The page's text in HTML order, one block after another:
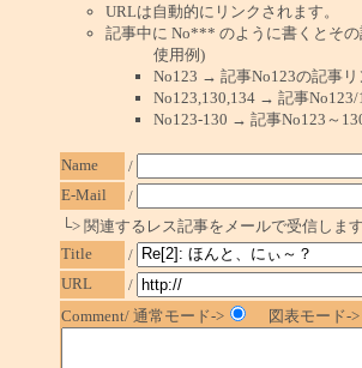
URLは自動的にリンクされます。
記事中に No*** のように書くとそ
使用例)
No123 → 記事No123の記事リ
No123,130,134 → 記事No123/
No123-130 → 記事No123～
Name
/
E-Mail
/
└> 関連するレス記事をメールで受信しま
Title
/
URL
/
Comment/ 通常モード->
図表モード->